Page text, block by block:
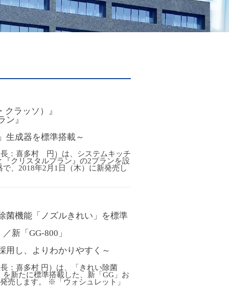
クラッソ）』
』
生成器を標準搭載～
：喜多村 円）は、システムキッチ
クリスタルプラン』の2プランを設
、2018年2月1日（木）に新発売し
菌機能「ノズルきれい」を標準
新「GG-800」
用し、よりわかりやすく～
：喜多村 円）は、「きれい除菌
新たに標準搭載した、新「GG」お
売します。 ※「ウォシュレット」